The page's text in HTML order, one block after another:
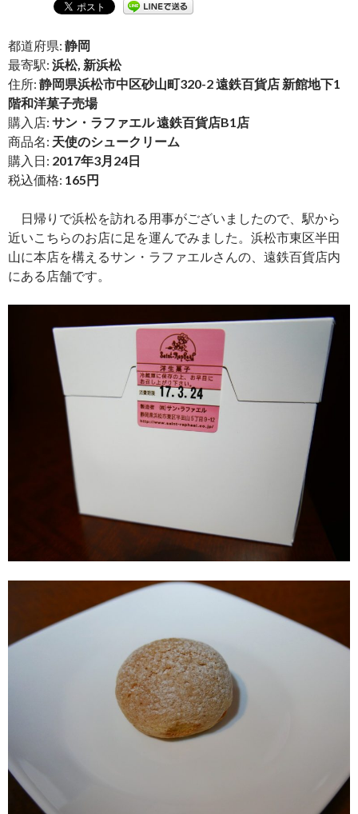
都道府県: 静岡
最寄駅: 浜松, 新浜松
住所: 静岡県浜松市中区砂山町320-2 遠鉄百貨店 新館地下1
階和洋菓子売場
購入店: サン・ラファエル 遠鉄百貨店B1店
商品名: 天使のシュークリーム
購入日: 2017年3月24日
税込価格: 165円
日帰りで浜松を訪れる用事がございましたので、駅から
近いこちらのお店に足を運んでみました。浜松市東区半田
山に本店を構えるサン・ラファエルさんの、遠鉄百貨店内
にある店舗です。